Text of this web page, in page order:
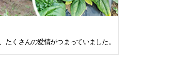
くさんの愛情がつまっていました。